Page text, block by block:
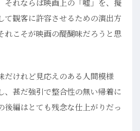
それならば映画上の「嘘」を、擬
て観客に許容させるための演出方
れこそが映画の醍醐味だろうと思
だけれど見応えのある人間模様
、甚だ強引で整合性の無い帰着に
後編はとても残念な仕上がりだっ